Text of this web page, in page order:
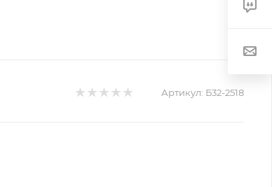
Артикул: Б32-2518